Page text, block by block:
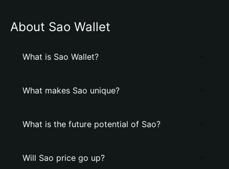
About Sao Wallet
What is Sao Wallet?
What makes Sao unique?
What is the future potential of Sao?
Will Sao price go up?